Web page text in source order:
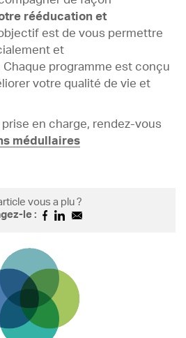
rééducation et
est de vous permettre
et
programme est conçu
votre qualité de vie et
prise en charge, rendez-vous
médullaires
vous a plu ?
le :